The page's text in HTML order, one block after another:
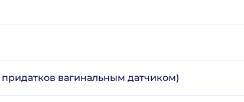
вагинальным датчиком)